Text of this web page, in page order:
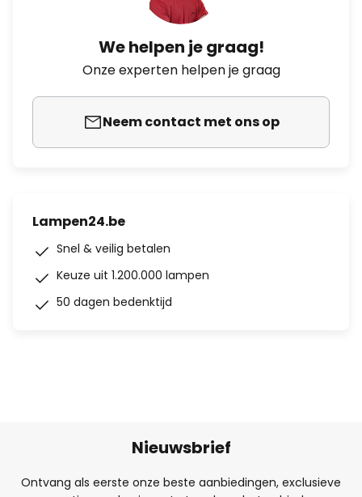
We helpen je graag!
Onze experten helpen je graag
Neem contact met ons op
Lampen24.be
Snel & veilig betalen
Keuze uit 1.200.000 lampen
50 dagen bedenktijd
Nieuwsbrief
Ontvang als eerste onze beste aanbiedingen, exclusieve